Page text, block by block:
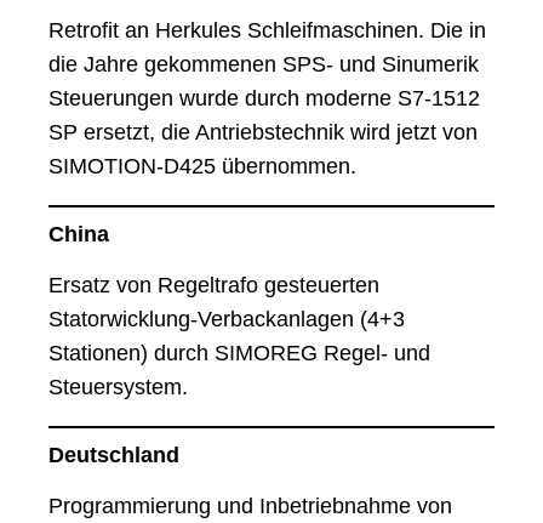
Retrofit an Herkules Schleifmaschinen. Die in
die Jahre gekommenen SPS- und Sinumerik
Steuerungen wurde durch moderne S7-1512
SP ersetzt, die Antriebstechnik wird jetzt von
SIMOTION-D425 übernommen.
China
Ersatz von Regeltrafo gesteuerten
Statorwicklung-Verbackanlagen (4+3
Stationen) durch SIMOREG Regel- und
Steuersystem.
Deutschland
Programmierung und Inbetriebnahme von